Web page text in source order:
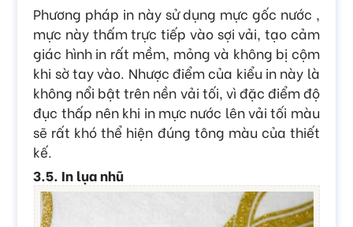
Phương pháp in này sử dụng mực gốc nước ,
mực này thấm trực tiếp vào sợi vải, tạo cảm
giác hình in rất mềm, mỏng và không bị cộm
khi sờ tay vào. Nhược điểm của kiểu in này là
không nổi bật trên nền vải tối, vì đặc điểm độ
đục thấp nên khi in mực nước lên vải tối màu
sẽ rất khó thể hiện đúng tông màu của thiết
kế.
3.5. In lụa nhũ